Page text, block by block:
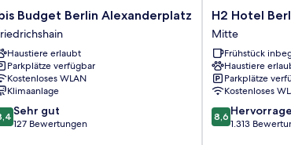
Budget Berlin Alexanderplatz
Haustiere erlaubt
Parkplätze verfügbar
Kostenloses WLAN
Klimaanlage
Sehr gut
127 Bewertungen
H2
Hotel
Berlin
Alexanderplatz
Mitte
H2 Hotel
Mitte
Frühstück
Haustiere
Parkplätze
Kostenloses
8.6
von
8,6
1.313